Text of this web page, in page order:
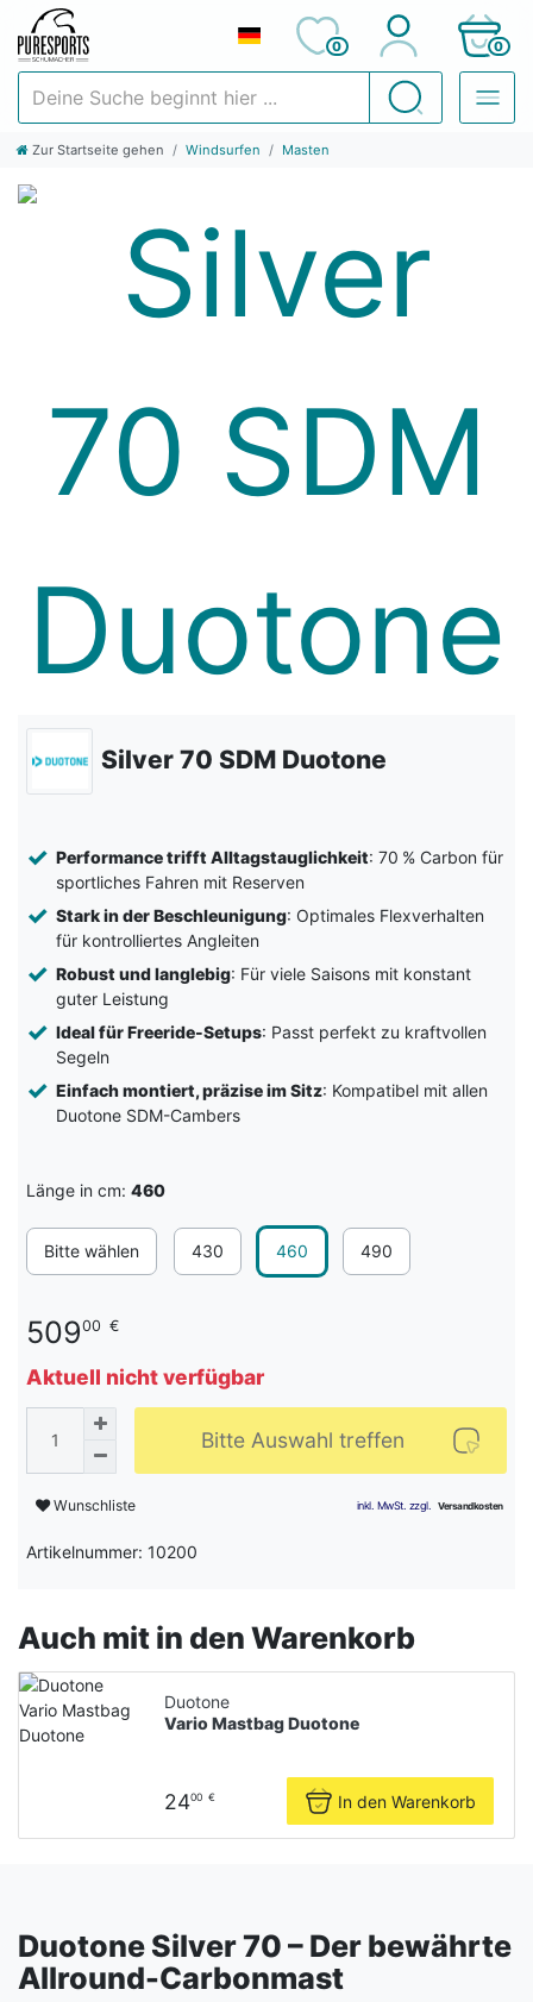
Suchen
0 0
Zur Startseite gehen Windsurfen Masten
Silver 70 SDM Duotone
Performance trifft Alltagstauglichkeit: 70 % Carbon für
sportliches Fahren mit Reserven
Stark in der Beschleunigung: Optimales Flexverhalten
für kontrolliertes Angleiten
Robust und langlebig: Für viele Saisons mit konstant
guter Leistung
Ideal für Freeride-Setups: Passt perfekt zu kraftvollen
Segeln
Einfach montiert, präzise im Sitz: Kompatibel mit allen
Duotone SDM-Cambers
Länge in cm: 460
Bitte wählen 430 460 490
50900 €
Aktuell nicht verfügbar
Bitte Auswahl treffen
Wunschliste
Artikelnummer: 10200
Auch mit in den Warenkorb
Duotone
Vario Mastbag Duotone
2400 € In den Warenkorb
Duotone Silver 70 – Der bewährte
Allround-Carbonmast